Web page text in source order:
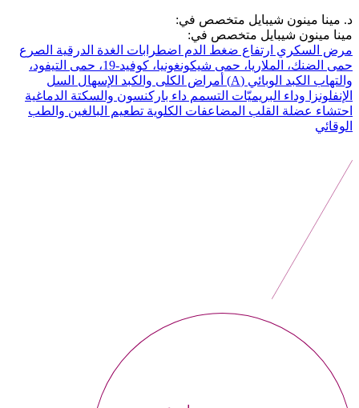
د. مينا مينون شيبايل متخصص في:
مينا مينون شيبايل متخصص في:
مرض السكري ارتفاع ضغط الدم اضطرابات الغدة الدرقية الصرع
حمى الضنك، الملاريا، حمى شيكونغونيا، كوفيد-19، حمى التيفود،
والتهاب الكبد الوبائي (A)
أمراض الكلى والكبد الإسهال السل
الإنفلونزا وداء البريميّات التسمم داء باركنسون والسكتة الدماغية
احتشاء عضلة القلب المضاعفات الكلوية تطعيم البالغين والطب
الوقائي